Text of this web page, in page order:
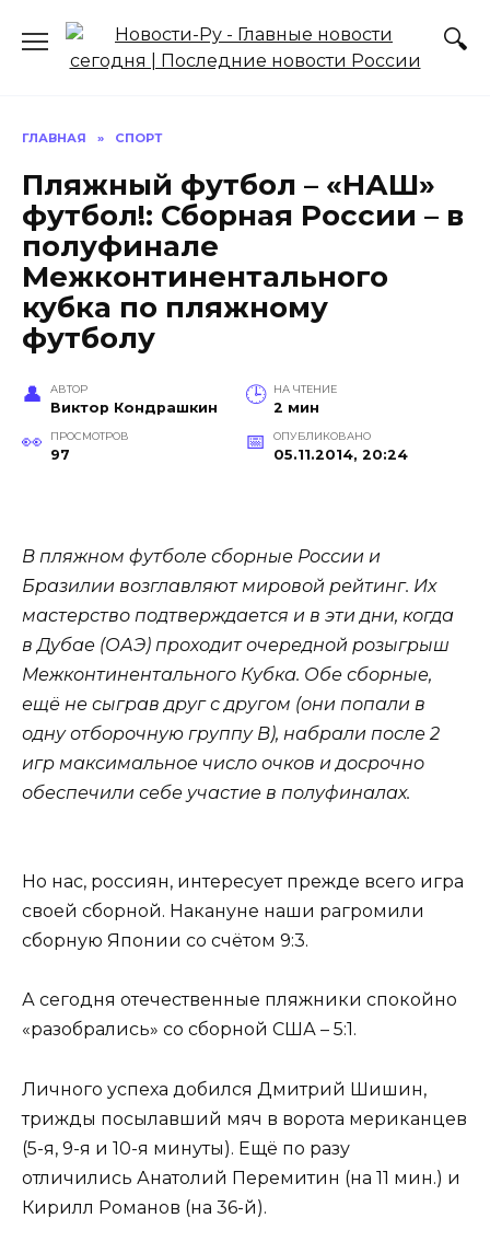
содержанию
ГЛАВНАЯ » СПОРТ
Пляжный футбол – «НАШ»
футбол!: Сборная России – в
полуфинале
Межконтинентального
кубка по пляжному
футболу
АВТОР
Виктор Кондрашкин
НА ЧТЕНИЕ
2 мин
ПРОСМОТРОВ
97
ОПУБЛИКОВАНО
05.11.2014, 20:24
В пляжном футболе сборные России и
Бразилии возглавляют мировой рейтинг. Их
мастерство подтверждается и в эти дни, когда
в Дубае (ОАЭ) проходит очередной розыгрыш
Межконтинентального Кубка. Обе сборные,
ещё не сыграв друг с другом (они попали в
одну отборочную группу В), набрали после 2
игр максимальное число очков и досрочно
обеспечили себе участие в полуфиналах.
Но нас, россиян, интересует прежде всего игра
своей сборной. Накануне наши рагромили
сборную Японии со счётом 9:3.
А сегодня отечественные пляжники спокойно
«разобрались» со сборной США – 5:1.
Личного успеха добился Дмитрий Шишин,
трижды посылавший мяч в ворота мериканцев
(5-я, 9-я и 10-я минуты). Ещё по разу
отличились Анатолий Перемитин (на 11 мин.) и
Кирилл Романов (на 36-й).